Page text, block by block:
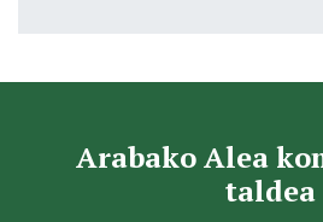
Arabako Alea
taldea